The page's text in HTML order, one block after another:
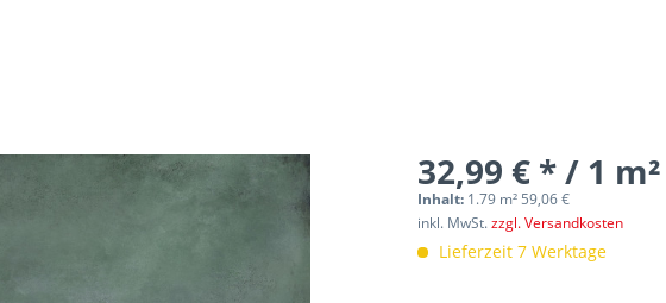
32,99 € * / 1 m²
Inhalt: 1.79 m² 59,06 €
inkl. MwSt.zzgl. Versandkosten
Lieferzeit 7 Werktage